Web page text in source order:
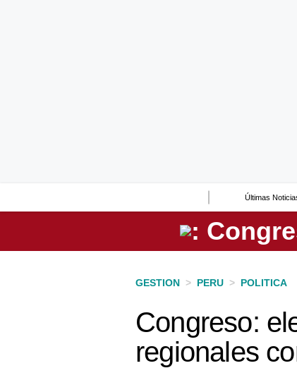
Últimas
Perú
GESTION > PERU > POLITICA
Congreso:
regionales